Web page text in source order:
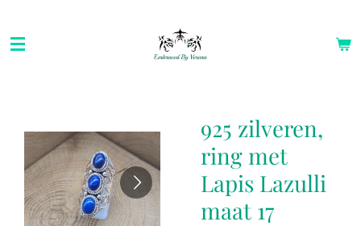
direct
naar
925 zilveren,
ring met
Lapis Lazulli
maat 17